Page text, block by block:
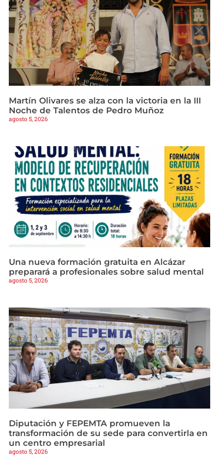
Martín Olivares se alza con la victoria en la III
Noche de Talentos de Pedro Muñoz
agosto 5, 2026
Una nueva formación gratuita en Alcázar
preparará a profesionales sobre salud mental
agosto 5, 2026
Diputación y FEPEMTA promueven la
transformación de su sede para convertirla en
un centro empresarial
agosto 5, 2026